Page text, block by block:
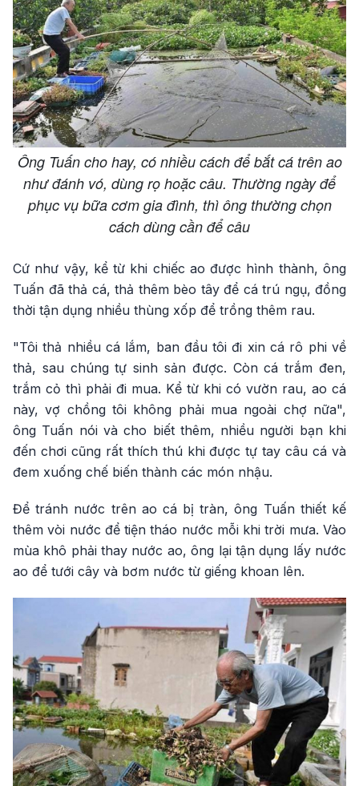
Ông Tuấn cho hay, có nhiều cách để bắt cá trên ao
như đánh vó, dùng rọ hoặc câu. Thường ngày để
phục vụ bữa cơm gia đình, thì ông thường chọn
cách dùng cần để câu
Cứ như vậy, kể từ khi chiếc ao được hình thành, ông
Tuấn đã thả cá, thả thêm bèo tây để cá trú ngụ, đồng
thời tận dụng nhiều thùng xốp để trồng thêm rau.
"Tôi thả nhiều cá lắm, ban đầu tôi đi xin cá rô phi về
thả, sau chúng tự sinh sản được. Còn cá trắm đen,
trắm cỏ thì phải đi mua. Kể từ khi có vườn rau, ao cá
này, vợ chồng tôi không phải mua ngoài chợ nữa",
ông Tuấn nói và cho biết thêm, nhiều người bạn khi
đến chơi cũng rất thích thú khi được tự tay câu cá và
đem xuống chế biến thành các món nhậu.
Để tránh nước trên ao cá bị tràn, ông Tuấn thiết kế
thêm vòi nước để tiện tháo nước mỗi khi trời mưa. Vào
mùa khô phải thay nước ao, ông lại tận dụng lấy nước
ao để tưới cây và bơm nước từ giếng khoan lên.